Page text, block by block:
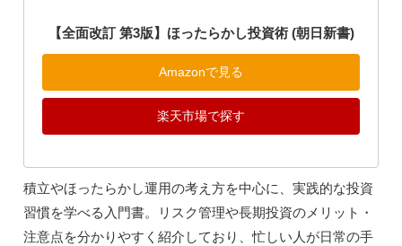
【全面改訂 第3版】ほったらかし投資術 (朝日新書)
Amazonで見る
楽天市場で探す
積立やほったらかし運用の考え方を中心に、実践的な投資
習慣を学べる入門書。リスク管理や長期投資のメリット・
注意点を分かりやすく紹介しており、忙しい人が日常の手